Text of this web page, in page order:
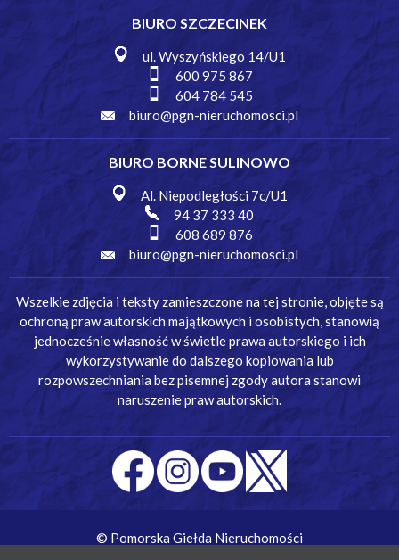
BIURO SZCZECINEK
ul. Wyszyńskiego 14/U1
600 975 867
604 784 545
biuro@pgn-nieruchomosci.pl
BIURO BORNE SULINOWO
Al. Niepodległości 7c/U1
94 37 333 40
608 689 876
biuro@pgn-nieruchomosci.pl
Wszelkie zdjęcia i teksty zamieszczone na tej stronie, objęte są
ochroną praw autorskich majątkowych i osobistych, stanowią
jednocześnie własność w świetle prawa autorskiego i ich
wykorzystywanie do dalszego kopiowania lub
rozpowszechniania bez pisemnej zgody autora stanowi
naruszenie praw autorskich.
© Pomorska Giełda Nieruchomości